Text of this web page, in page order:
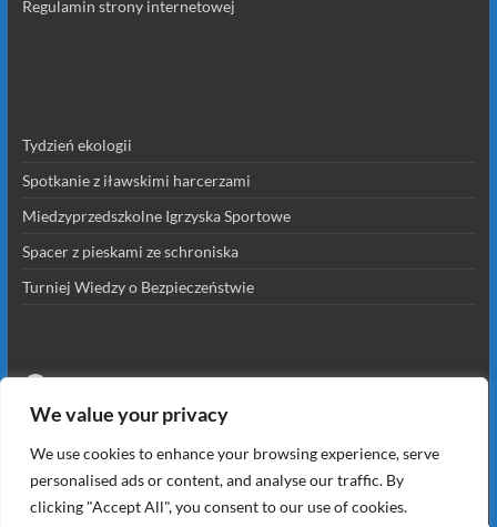
We value your privacy
We use cookies to enhance your browsing experience, serve
personalised ads or content, and analyse our traffic. By
clicking "Accept All", you consent to our use of cookies.
Regulamin strony internetowej
Tydzień ekologii
Spotkanie z iławskimi harcerzami
Miedzyprzedszkolne Igrzyska Sportowe
Spacer z pieskami ze schroniska
Turniej Wiedzy o Bezpieczeństwie
Facebook